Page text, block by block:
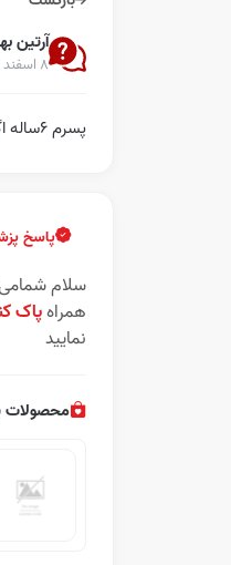
آرتین
۸ اسفند ۱۴۰۱
پسرم ۶ساله اگزما پوست داره کل بدنش جوش میزنه قرمز میشه چی پمادی براش خوبه
پاسخ
سلام شمامی
همراهپاک
نمایید
محصولات